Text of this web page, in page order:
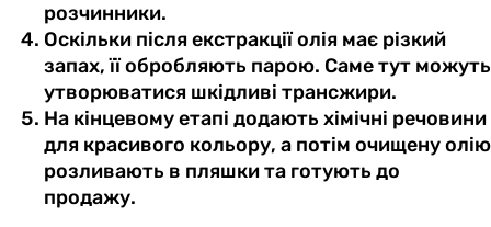
розчинники.
Оскільки після екстракції олія має різкий
запах, її обробляють парою. Саме тут можуть
утворюватися шкідливі трансжири.
На кінцевому етапі додають хімічні речовини
для красивого кольору, а потім очищену олію
розливають в пляшки та готують до
продажу.